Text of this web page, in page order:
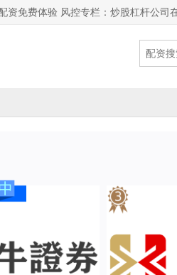
资免费体验 风控专栏：炒股杠杆公司